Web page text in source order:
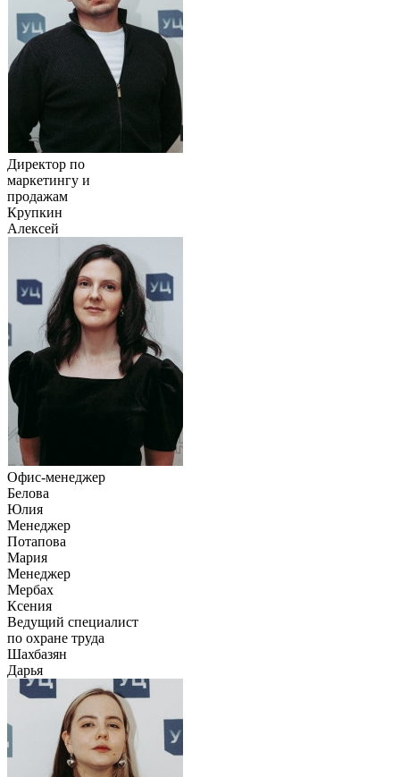
Директор по
маркетингу и
продажам
Крупкин
Алексей
Офис-менеджер
Белова
Юлия
Менеджер
Потапова
Мария
Менеджер
Мербах
Ксения
Ведущий специалист
по охране труда
Шахбазян
Дарья